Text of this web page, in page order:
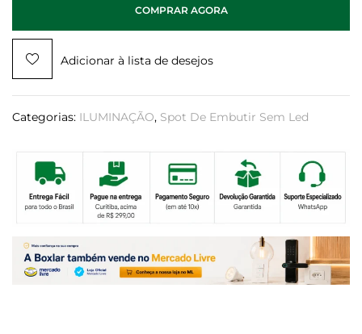
COMPRAR AGORA
Adicionar à lista de desejos
Categorias: ILUMINAÇÃO, Spot De Embutir Sem Led